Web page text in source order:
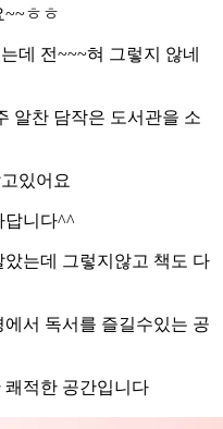
ㅎㅎ
데 전~~~혀 그렇지 않네
알찬 담작은 도서관을 소
있어요
답니다^^
는데 그렇지않고 책도 다
서 독서를 즐길수있는 공